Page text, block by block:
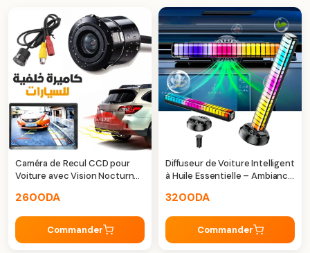
Caméra de Recul CCD pour
Voiture avec Vision Nocturne
2600DA
Commander
Diffuseur de Voiture Intelligent
à Huile Essentielle – Ambiance
3200DA
Commander